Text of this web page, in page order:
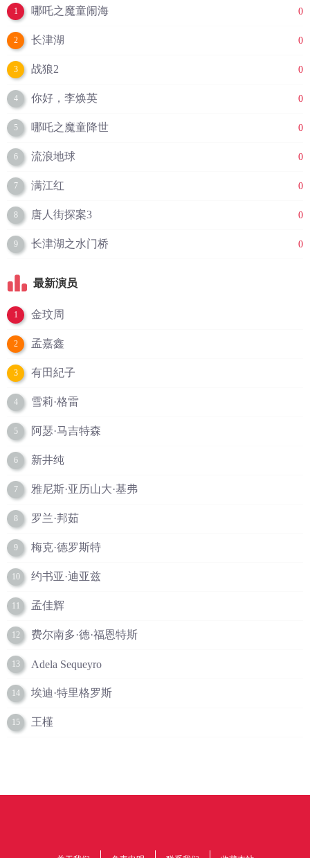
1 哪吒之魔童闹海 0
2 长津湖 0
3 战狼2 0
4 你好，李焕英 0
5 哪吒之魔童降世 0
6 流浪地球 0
7 满江红 0
8 唐人街探案3 0
9 长津湖之水门桥 0
最新演员
1 金玟周
2 孟嘉鑫
3 有田紀子
4 雪莉·格雷
5 阿瑟·马吉特森
6 新井纯
7 雅尼斯·亚历山大·基弗
8 罗兰·邦茹
9 梅克·德罗斯特
10 约书亚·迪亚兹
11 孟佳辉
12 费尔南多·德·福恩特斯
13 Adela Sequeyro
14 埃迪·特里格罗斯
15 王槿